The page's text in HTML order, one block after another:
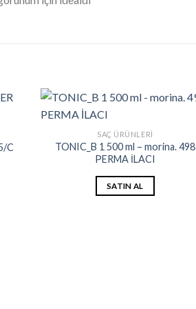
C
SAÇ ÜRÜNLERI
TONIC_B 1 500 ml – morina. 498
PERMA İLACI
SATIN AL